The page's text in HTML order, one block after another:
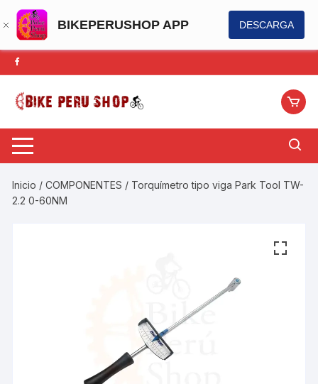
BIKEPERUSHOP APP DESCARGA
Saltar
al
contenido
Inicio /COMPONENTES / Torquímetro tipo viga Park Tool TW-
2.2 0-60NM